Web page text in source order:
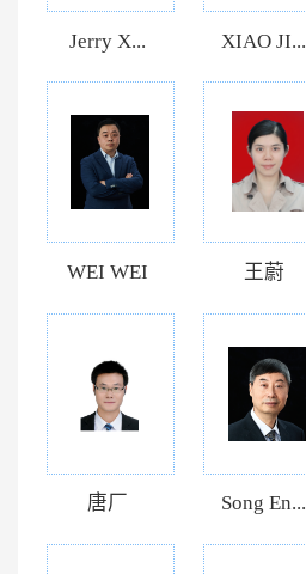
Jerry X... XIAO JI...
WEI WEI 王蔚
唐厂 Song En...